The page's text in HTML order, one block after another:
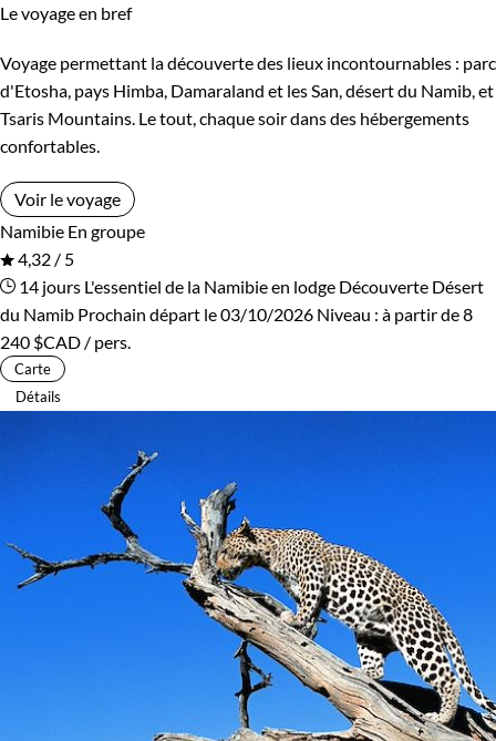
Le voyage en bref
Voyage permettant la découverte des lieux incontournables : parc
d'Etosha, pays Himba, Damaraland et les San, désert du Namib, et
Tsaris Mountains. Le tout, chaque soir dans des hébergements
confortables.
Voir le voyage
Namibie En groupe
4,32 / 5
14 jours L'essentiel de la Namibie en lodge Découverte Désert
du Namib Prochain départ le 03/10/2026 Niveau : à partir de8
240 $CAD / pers.
Carte
Détails